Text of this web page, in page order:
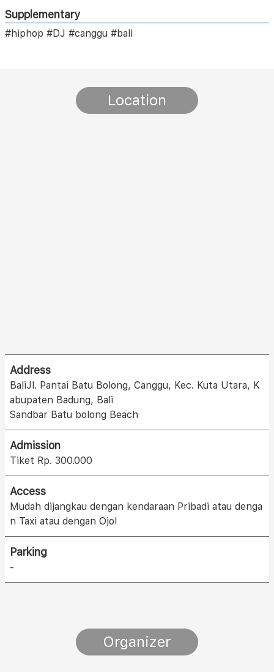
Supplementary
#hiphop #DJ #canggu #bali
Location
Address
BaliJl. Pantai Batu Bolong, Canggu, Kec. Kuta Utara, K
abupaten Badung, Bali
Sandbar Batu bolong Beach
Admission
Tiket Rp. 300.000
Access
Mudah dijangkau dengan kendaraan Pribadi atau denga
n Taxi atau dengan Ojol
Parking
-
Organizer